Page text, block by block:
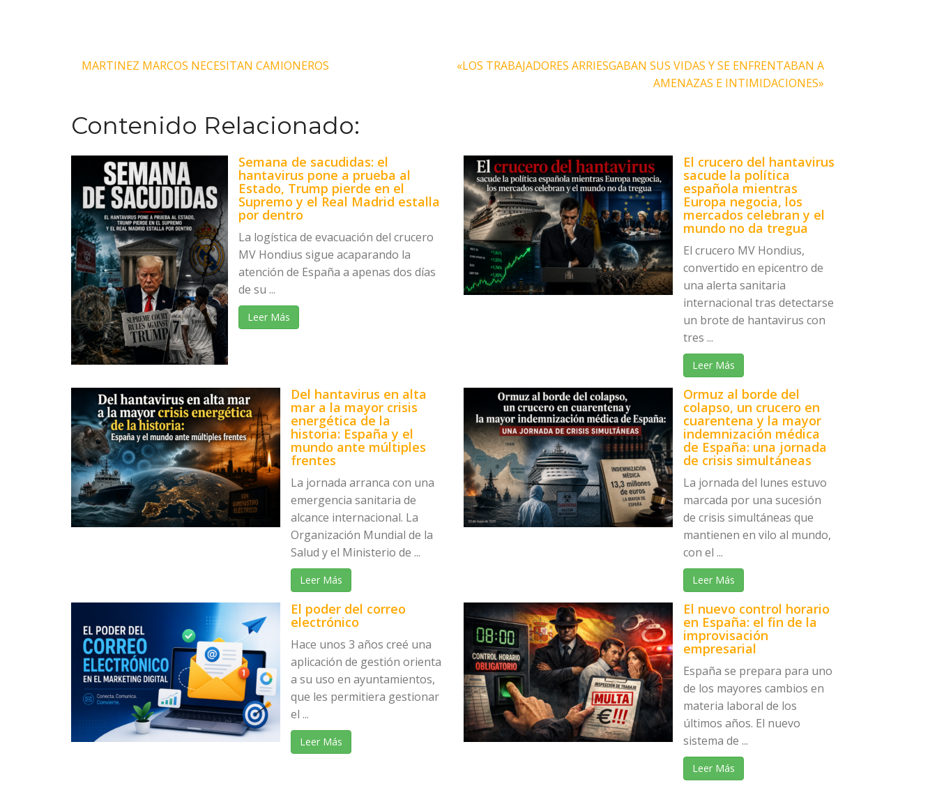
Navegación
entradas
MARTINEZ MARCOS NECESITAN CAMIONEROS
«LOS TRABAJADORES ARRIESGABAN SUS VIDAS Y SE ENFRENTABAN A
AMENAZAS E INTIMIDACIONES»
Contenido Relacionado:
Semana de sacudidas: el
hantavirus pone a prueba al
Estado, Trump pierde en el
Supremo y el Real Madrid estalla
por dentro
La logística de evacuación del crucero
MV Hondius sigue acaparando la
atención de España a apenas dos días
de su ...
Leer Más
El crucero del hantavirus
sacude la política
española mientras
Europa negocia, los
mercados celebran y el
mundo no da tregua
El crucero MV Hondius,
convertido en epicentro de
una alerta sanitaria
internacional tras detectarse
un brote de hantavirus con
tres ...
Leer Más
Del hantavirus en alta
mar a la mayor crisis
energética de la
historia: España y el
mundo ante múltiples
frentes
La jornada arranca con una
emergencia sanitaria de
alcance internacional. La
Organización Mundial de la
Salud y el Ministerio de ...
Leer Más
Ormuz al borde del
colapso, un crucero en
cuarentena y la mayor
indemnización médica
de España: una jornada
de crisis simultáneas
La jornada del lunes estuvo
marcada por una sucesión
de crisis simultáneas que
mantienen en vilo al mundo,
con el ...
Leer Más
El poder del correo
electrónico
Hace unos 3 años creé una
aplicación de gestión orienta
a su uso en ayuntamientos,
que les permitiera gestionar
el ...
Leer Más
El nuevo control horario
en España: el fin de la
improvisación
empresarial
España se prepara para uno
de los mayores cambios en
materia laboral de los
últimos años. El nuevo
sistema de ...
Leer Más